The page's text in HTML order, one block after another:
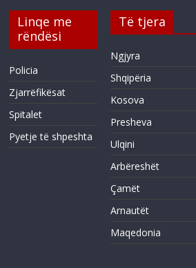
Linqe me
rëndësi
Policia
Zjarrëfikësat
Spitalet
Pyetje të shpeshta
Të tjera
Ngjyra
Shqipëria
Kosova
Presheva
Ulqini
Arbëreshët
Çamët
Arnautët
Maqedonia